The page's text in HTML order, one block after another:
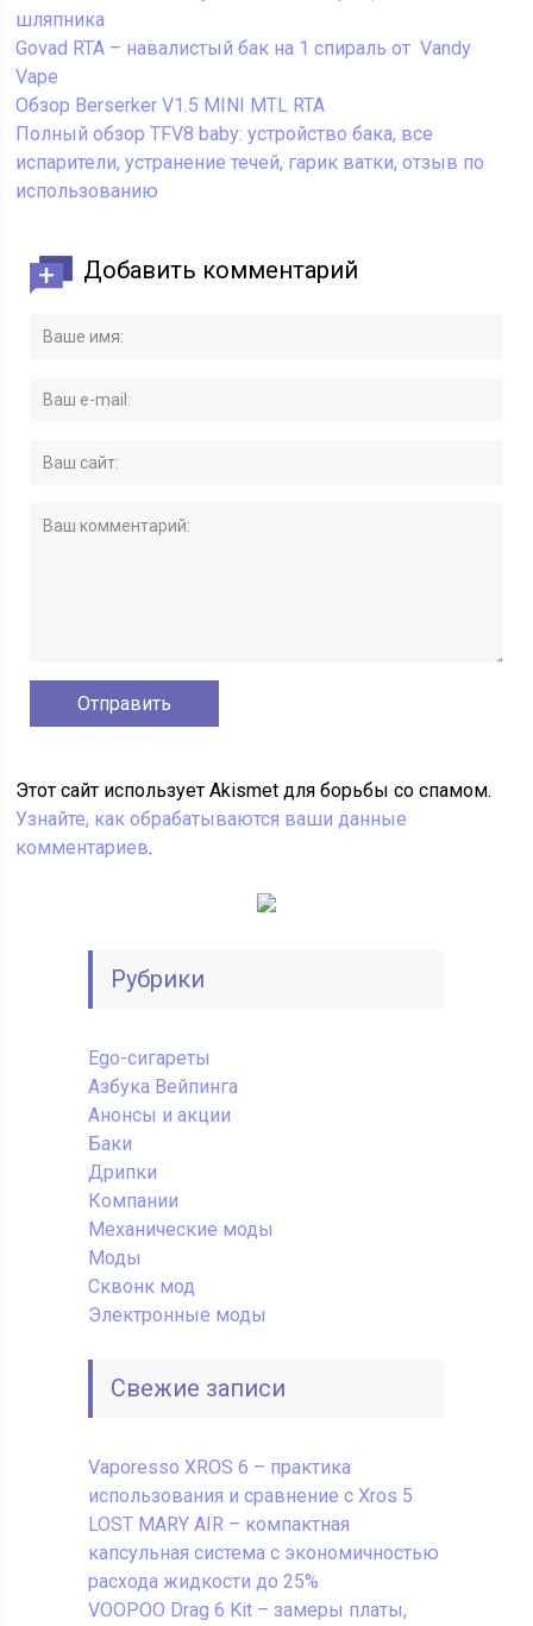
шляпника
Govad RTA – навалистый бак на 1 спираль от Vandy
Vape
Обзор Berserker V1.5 MINI MTL RTA
Полный обзор TFV8 baby: устройство бака, все
испарители, устранение течей, гарик ватки, отзыв по
использованию
Добавить комментарий
Этот сайт использует Akismet для борьбы со спамом.
Узнайте, как обрабатываются ваши данные
комментариев.
Рубрики
Ego-сигареты
Азбука Вейпинга
Анонсы и акции
Баки
Дрипки
Компании
Механические моды
Моды
Сквонк мод
Электронные моды
Свежие записи
Vaporesso XROS 6 – практика
использования и сравнение с Xros 5
LOST MARY AIR – компактная
капсульная система с экономичностью
расхода жидкости до 25%
VOOPOO Drag 6 Kit – замеры платы,